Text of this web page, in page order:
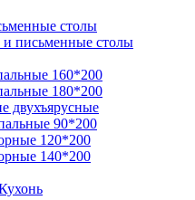
столы
письменные столы
160*200
180*200
двухъярусные
90*200
120*200
140*200